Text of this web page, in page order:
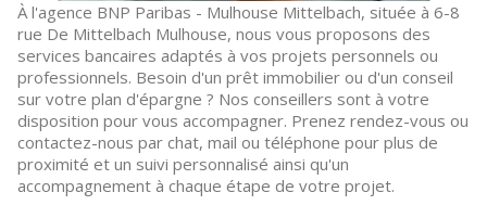
À l'agence BNP Paribas - Mulhouse Mittelbach, située à 6-8
rue De Mittelbach Mulhouse, nous vous proposons des
services bancaires adaptés à vos projets personnels ou
professionnels. Besoin d'un prêt immobilier ou d'un conseil
sur votre plan d'épargne ? Nos conseillers sont à votre
disposition pour vous accompagner. Prenez rendez-vous ou
contactez-nous par chat, mail ou téléphone pour plus de
proximité et un suivi personnalisé ainsi qu'un
accompagnement à chaque étape de votre projet.